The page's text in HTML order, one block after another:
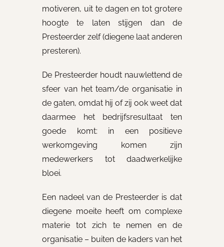
motiveren, uit te dagen en tot grotere
hoogte te laten stijgen dan de
Presteerder zelf (diegene laat anderen
presteren).
De Presteerder houdt nauwlettend de
sfeer van het team/de organisatie in
de gaten, omdat hij of zij ook weet dat
daarmee het bedrijfsresultaat ten
goede komt: in een positieve
werkomgeving komen zijn
medewerkers tot daadwerkelijke
bloei.
Een nadeel van de Presteerder is dat
diegene moeite heeft om complexe
materie tot zich te nemen en de
organisatie – buiten de kaders van het